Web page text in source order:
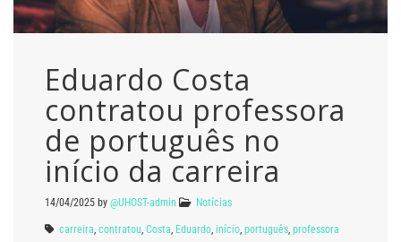
Eduardo Costa
contratou professora
de português no
início da carreira
14/04/2025 by @UHOST-admin Notícias
carreira contratou Costa Eduardo início português professora